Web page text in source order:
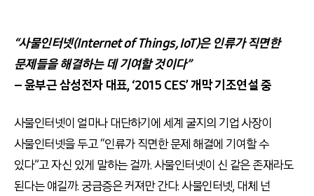
“사물인터넷(Internet of Things, IoT)은 인류가 직면한
문제들을 해결하는 데 기여할 것이다”
– 윤부근 삼성전자 대표, ‘2015 CES’ 개막 기조연설 중
사물인터넷이 얼마나 대단하기에 세계 굴지의 기업 사장이
사물인터넷을 두고 “인류가 직면한 문제 해결에 기여할 수
있다”고 자신 있게 말하는 걸까. 사물인터넷이 신 같은 존재라도
된다는 얘길까. 궁금증은 커져만 간다. 사물인터넷, 대체 넌